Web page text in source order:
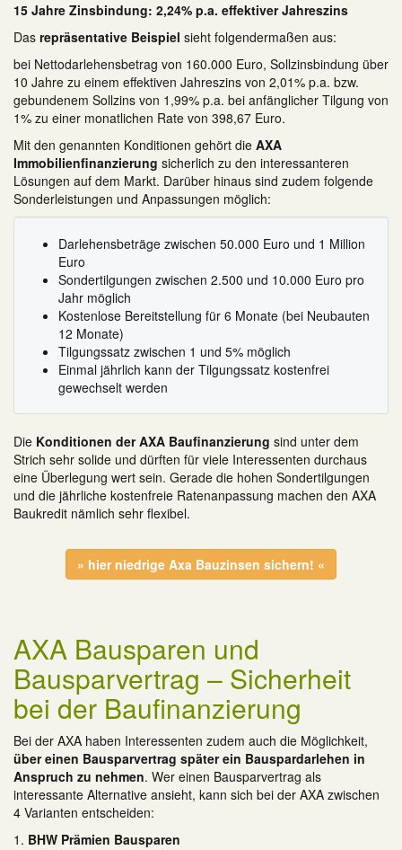
15 Jahre Zinsbindung: 2,24% p.a. effektiver Jahreszins
Das repräsentative Beispiel sieht folgendermaßen aus:
bei Nettodarlehensbetrag von 160.000 Euro, Sollzinsbindung über
10 Jahre zu einem effektiven Jahreszins von 2,01% p.a. bzw.
gebundenem Sollzins von 1,99% p.a. bei anfänglicher Tilgung von
1% zu einer monatlichen Rate von 398,67 Euro.
Mit den genannten Konditionen gehört die AXA
Immobilienfinanzierung sicherlich zu den interessanteren
Lösungen auf dem Markt. Darüber hinaus sind zudem folgende
Sonderleistungen und Anpassungen möglich:
Darlehensbeträge zwischen 50.000 Euro und 1 Million
Euro
Sondertilgungen zwischen 2.500 und 10.000 Euro pro
Jahr möglich
Kostenlose Bereitstellung für 6 Monate (bei Neubauten
12 Monate)
Tilgungssatz zwischen 1 und 5% möglich
Einmal jährlich kann der Tilgungssatz kostenfrei
gewechselt werden
Die Konditionen der AXA Baufinanzierung sind unter dem
Strich sehr solide und dürften für viele Interessenten durchaus
eine Überlegung wert sein. Gerade die hohen Sondertilgungen
und die jährliche kostenfreie Ratenanpassung machen den AXA
Baukredit nämlich sehr flexibel.
» hier niedrige Axa Bauzinsen sichern! «
AXA Bausparen und
Bausparvertrag – Sicherheit
bei der Baufinanzierung
Bei der AXA haben Interessenten zudem auch die Möglichkeit,
über einen Bausparvertrag später ein Bauspardarlehen in
Anspruch zu nehmen. Wer einen Bausparvertrag als
interessante Alternative ansieht, kann sich bei der AXA zwischen
4 Varianten entscheiden:
1. BHW Prämien Bausparen